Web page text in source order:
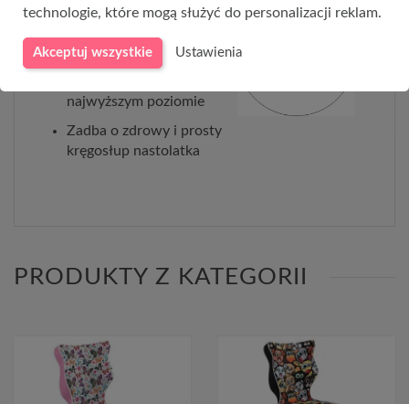
Zaprojektowany i
Komfort i wygoda
najwyższym poziomie
Zadba o zdrowy i prosty
kręgosłup nastolatka
PRODUKTY Z KATEGORII
technologie, które mogą służyć do personalizacji reklam.
Akceptuj wszystkie Ustawienia